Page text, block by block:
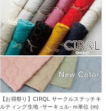
【お得祭り】CIRQL サークルステッチキ
ルティング生地 -サーキュル- m単位 (m)